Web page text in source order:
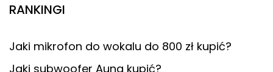
RANKINGI
Jaki mikrofon do wokalu do 800 zł kupić?
Jaki subwoofer Auna kupić?